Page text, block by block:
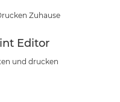
Zuhause
Editor
und drucken